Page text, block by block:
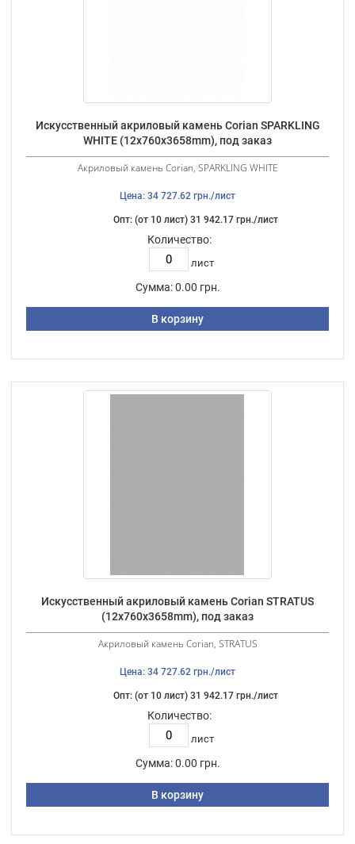
Искусственный акриловый камень Corian SPARKLING
WHITE (12х760х3658mm), под заказ
Акриловый камень Corian, SPARKLING WHITE
Цена: 34 727.62 грн./лист
Опт: (от 10 лист) 31 942.17 грн./лист
Количество:
лист
Сумма: 0.00 грн.
В корзину
Искусственный акриловый камень Corian STRATUS
(12х760х3658mm), под заказ
Акриловый камень Corian, STRATUS
Цена: 34 727.62 грн./лист
Опт: (от 10 лист) 31 942.17 грн./лист
Количество:
лист
Сумма: 0.00 грн.
В корзину